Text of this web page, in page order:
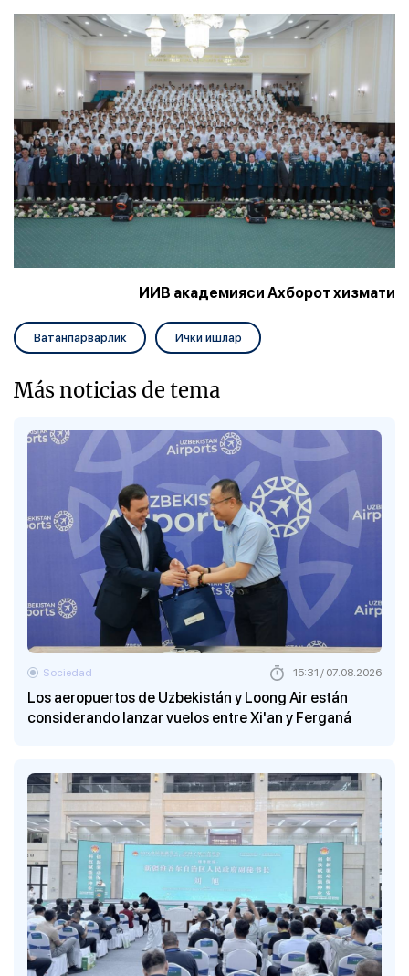
ИИВ академияси Ахборот хизмати
Ватанпарварлик Ички ишлар
Más noticias de tema
Los aeropuertos de Uzbekistán y Loong Air están
considerando lanzar vuelos entre Xi'an y Ferganá
Sociedad 15:31 / 07.08.2026